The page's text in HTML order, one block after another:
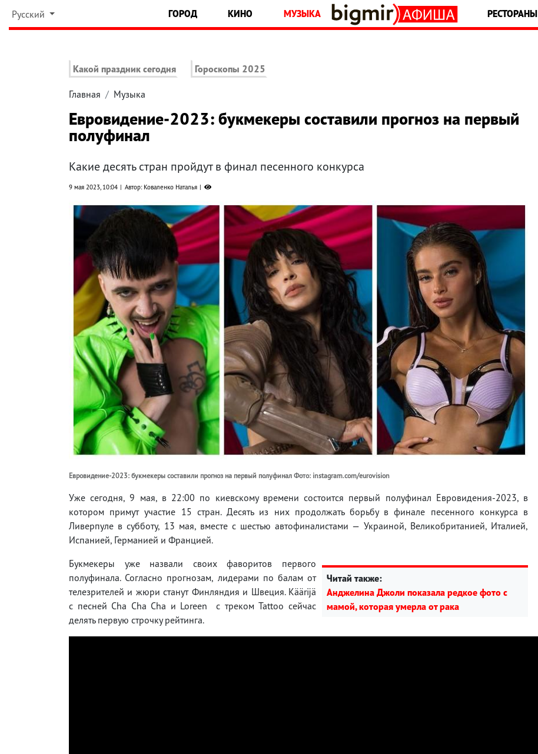
Русский ГОРОД КИНО МУЗЫКА РЕСТОРАНЫ
Какой праздник сегодня Гороскопы 2025
Главная Музыка
Евровидение-2023: букмекеры составили прогноз на первый
полуфинал
Какие десять стран пройдут в финал песенного конкурса
9 мая 2023, 10:04 Автор: Коваленко Наталья
Евровидение-2023: букмекеры составили прогноз на первый полуфинал Фото: instagram.com/eurovision
Уже сегодня, 9 мая, в 22:00 по киевскому времени состоится первый полуфинал Евровидения-2023, в
котором примут участие 15 стран. Десять из них продолжать борьбу в финале песенного конкурса в
Ливерпуле в субботу, 13 мая, вместе с шестью автофиналистами — Украиной, Великобританией, Италией,
Испанией, Германией и Францией.
Читай также:
Анджелина Джоли показала редкое фото с
мамой, которая умерла от рака
Букмекеры уже назвали своих фаворитов первого
полуфинала. Согласно прогнозам, лидерами по балам от
телезрителей и жюри станут Финляндия и Швеция. Käärijä
с песней Cha Cha Cha и Loreen с треком Tattoo сейчас
делять первую строчку рейтинга.